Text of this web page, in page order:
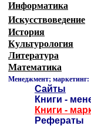
Информатика
Искусствоведение
История
Культурология
Литература
Математика
Менеджмент; маркетинг:
Сайты
Книги -
Книги -
Рефераты